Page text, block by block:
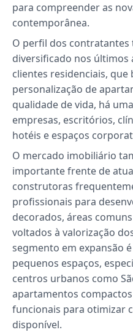
para compreender as
contemporânea.
O perfil dos
diversificado nos últimos
clientes residenciais,
personalização de
qualidade de vida, há
empresas, escritórios,
hotéis e espaços
O mercado imobiliário
importante frente de
construtoras
profissionais para
decorados, áreas
voltados à valorização
segmento em expansão
pequenos espaços,
centros urbanos como
apartamentos
funcionais para otimizar
disponível.